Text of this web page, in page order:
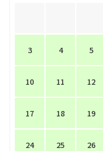
3 4 5
10 11 12
17 18 19
24 25 26